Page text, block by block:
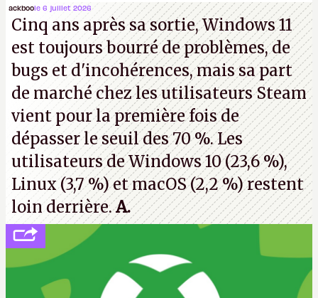
Microsoft, mais le syndicat des employés confirme
de nombreux licenciements.A.
ackboole 6 juillet 2026
Cinq ans après sa sortie, Windows 11
est toujours bourré de problèmes, de
bugs et d'incohérences, mais sa part
de marché chez les utilisateurs Steam
vient pour la première fois de
dépasser le seuil des 70 %. Les
utilisateurs de Windows 10 (23,6 %),
Linux (3,7 %) et macOS (2,2 %) restent
loin derrière.A.